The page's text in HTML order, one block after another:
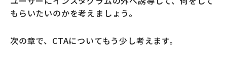
もらいたいのかを考えましょう。
次の章で、CTAについてもう少し考えます。